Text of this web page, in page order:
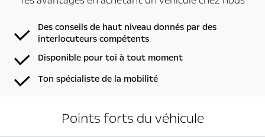
Des conseils de haut niveau donnés par des
interlocuteurs compétents
Disponible pour toi à tout moment
Ton spécialiste de la mobilité
Points forts du véhicule